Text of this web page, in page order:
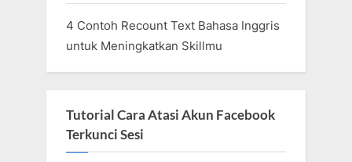
4 Contoh Recount Text Bahasa Inggris
untuk Meningkatkan Skillmu
Tutorial Cara Atasi Akun Facebook
Terkunci Sesi